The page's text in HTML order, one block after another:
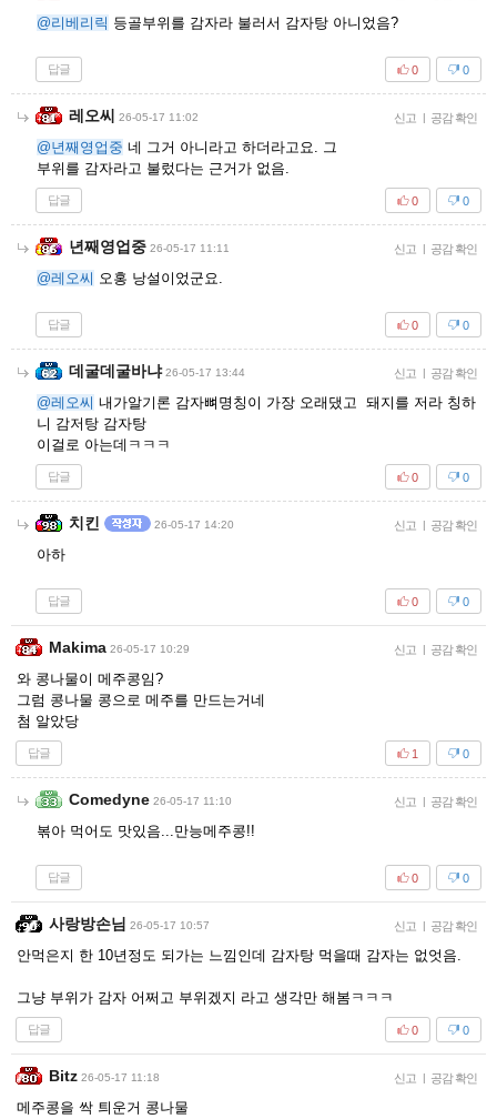
@리베리릭 등골부위를 감자라 불러서 감자탕 아니었음?
답글 0
0
레오씨 26-05-17 11:02 신고 | 공감 확인
@년째영업중 네 그거 아니라고 하더라고요. 그
부위를 감자라고 불렀다는 근거가 없음.
답글 0
0
년째영업중 26-05-17 11:11 신고 | 공감 확인
@레오씨 오홍 낭설이었군요.
답글 0
0
데굴데굴바냐 26-05-17 13:44 신고 | 공감 확인
@레오씨 내가알기론 감자뼈명칭이 가장 오래댔고 돼지를 저라 칭하
니 감저탕 감자탕
이걸로 아는데ㅋㅋㅋ
답글 0
0
치킨 26-05-17 14:20 신고 | 공감 확인
아하
답글 0
0
Makima 26-05-17 10:29 신고 | 공감 확인
와 콩나물이 메주콩임?
그럼 콩나물 콩으로 메주를 만드는거네
첨 알았당
답글 0
1
Comedyne 26-05-17 11:10 신고 | 공감 확인
볶아 먹어도 맛있음...만능메주콩!!
답글 0
0
사랑방손님 26-05-17 10:57 신고 | 공감 확인
안먹은지 한 10년정도 되가는 느낌인데 감자탕 먹을때 감자는 없엇음.
그냥 부위가 감자 어쩌고 부위겠지 라고 생각만 해봄ㅋㅋㅋ
답글 0
0
Bitz 26-05-17 11:18 신고 | 공감 확인
메주콩을 싹 틔운거 콩나물